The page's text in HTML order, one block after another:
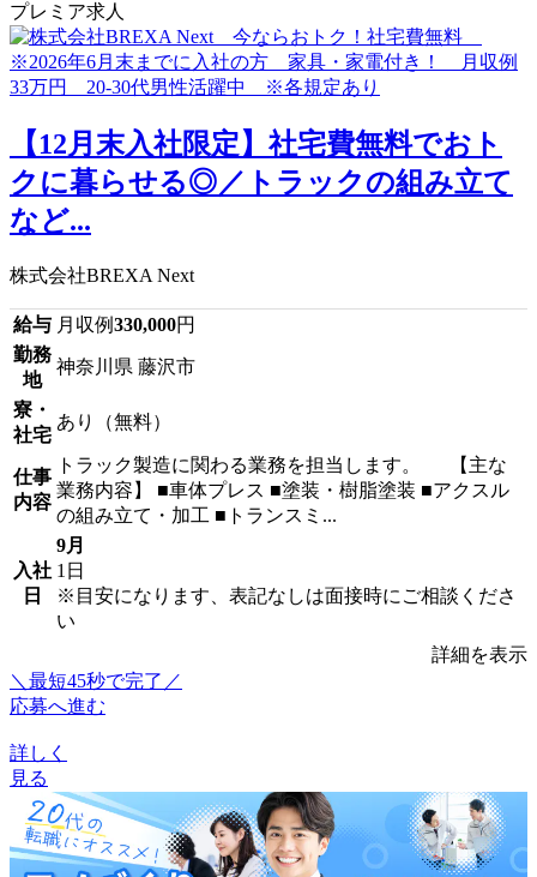
プレミア求人
【12月末入社限定】社宅費無料でおト
クに暮らせる◎／トラックの組み立て
など...
株式会社BREXA Next
給与 月収例330,000円
勤務
地
神奈川県 藤沢市
寮・
社宅
あり（無料）
仕事
内容
トラック製造に関わる業務を担当します。 【主な
業務内容】 ■車体プレス ■塗装・樹脂塗装 ■アクスル
の組み立て・加工 ■トランスミ...
入社
日
9月
1日
※目安になります、表記なしは面接時にご相談くださ
い
詳細を表示
＼最短45秒で完了／
応募へ進む
詳しく
見る